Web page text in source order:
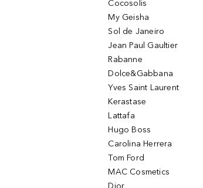
Cocosolis
My Geisha
Sol de Janeiro
Jean Paul Gaultier
Rabanne
Dolce&Gabbana
Yves Saint Laurent
Kerastase
Lattafa
Hugo Boss
Carolina Herrera
Tom Ford
MAC Cosmetics
Dior